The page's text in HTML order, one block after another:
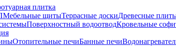
плитка
Мебельные щитыТеррасные доскиДревесные
Поверхностный водоотводКровельные
Отопительные печиБанные печи